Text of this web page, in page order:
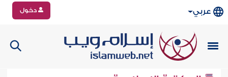
عربي دخول